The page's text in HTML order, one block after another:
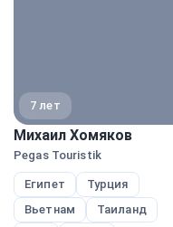
7 лет
Михаил Хомяков
Pegas Touristik
Египет
Турция
Вьетнам
Таиланд